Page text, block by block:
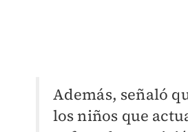
Además, señaló
los niños que